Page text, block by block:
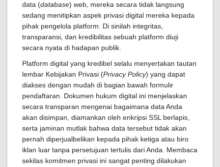
data (database) web, mereka secara tidak langsung
sedang menitipkan aspek privasi digital mereka kepada
pihak pengelola platform. Di sinilah integritas,
transparansi, dan kredibilitas sebuah platform diuji
secara nyata di hadapan publik.
Platform digital yang kredibel selalu menyertakan tautan
lembar Kebijakan Privasi (Privacy Policy) yang dapat
diakses dengan mudah di bagian bawah formulir
pendaftaran. Dokumen hukum digital ini menjelaskan
secara transparan mengenai bagaimana data Anda
akan disimpan, diamankan oleh enkripsi SSL berlapis,
serta jaminan mutlak bahwa data tersebut tidak akan
pernah diperjualbelikan kepada pihak ketiga atau biro
iklan luar tanpa persetujuan tertulis dari Anda. Membaca
sekilas komitmen privasi ini sangat penting dilakukan